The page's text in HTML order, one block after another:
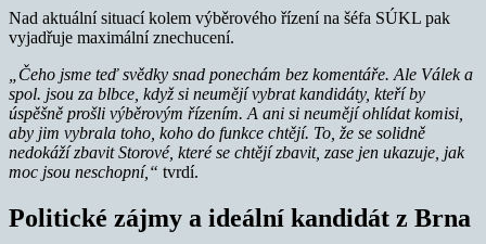
Nad aktuální situací kolem výběrového řízení na šéfa SÚKL pak
vyjadřuje maximální znechucení.
„Čeho jsme teď svědky snad ponechám bez komentáře. Ale Válek a
spol. jsou za blbce, když si neumějí vybrat kandidáty, kteří by
úspěšně prošli výběrovým řízením. A ani si neumějí ohlídat komisi,
aby jim vybrala toho, koho do funkce chtějí. To, že se solidně
nedokáží zbavit Storové, které se chtějí zbavit, zase jen ukazuje, jak
moc jsou neschopní,“ tvrdí.
Politické zájmy a ideální kandidát z Brna